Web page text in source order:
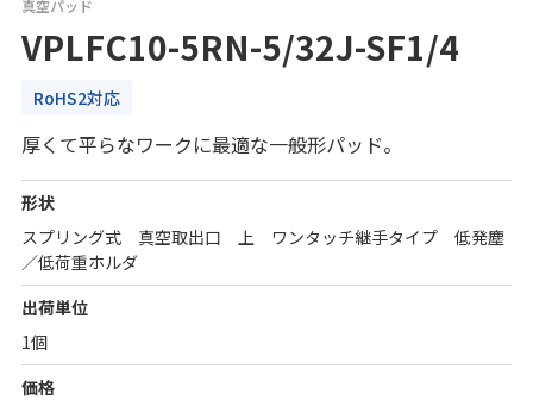
真空パッド
VPLFC10-5RN-5/32J-SF1/4
RoHS2対応
厚くて平らなワークに最適な一般形パッド。
形状
スプリング式 真空取出口 上 ワンタッチ継手タイプ 低発塵
／低荷重ホルダ
出荷単位
1個
価格